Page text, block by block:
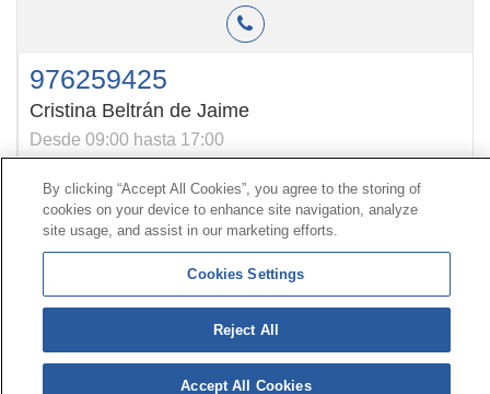
976259425
Cristina Beltrán de Jaime
Desde 09:00 hasta 17:00
Kontaktua| kontratatzailearen Profila|Erreklamazioak
Lerro Unibertsala 900 203 203
Toki Pribatua Prestazio
berezien Batzordea|Toki Pribatu Hornitzailea Sanitarioa
© 2026ko Universal Mutua| Gunearen mapa
abisua | Datu-babesaren Politika| cookieen Politika
Jarraitu bertan:
By clicking “Accept All Cookies”, you agree to the storing of
cookies on your device to enhance site navigation, analyze
site usage, and assist in our marketing efforts.
Cookies Settings
Reject All
Accept All Cookies